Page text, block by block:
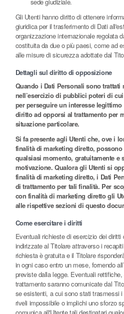
Gli Utenti hanno diritto di ottenere
giuridica per il trasferimento di Dati
organizzazione internazionale regolata
costituita da due o più paesi, come ad
alle misure di sicurezza adottate dal
Dettagli sul diritto di opposizione
Quando i Dati Personali sono trattati
nell’esercizio di pubblici poteri di
per perseguire un interesse
diritto ad opporsi al trattamento per
situazione particolare.
Si fa presente agli Utenti che, ove i
finalità di marketing diretto,
qualsiasi momento, gratuitamente e
motivazione. Qualora gli Utenti si
finalità di marketing diretto, i Dati
di trattamento per tali finalità. Per
con finalità di marketing diretto gli
alle rispettive sezioni di questo
Come esercitare i diritti
Eventuali richieste di esercizio dei
indirizzate al Titolare attraverso i
richiesta è gratuita e il Titolare
in ogni caso entro un mese, fornendo
previste dalla legge. Eventuali
trattamento saranno comunicate dal
se esistenti, a cui sono stati trasmessi
riveli impossibile o implichi uno sforzo